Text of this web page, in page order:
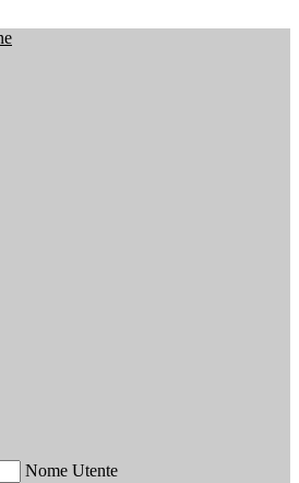
Nome Utente